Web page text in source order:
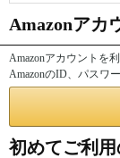
Amazonアカ
Amazonアカウントを
AmazonのID、パスワ
初めてご利